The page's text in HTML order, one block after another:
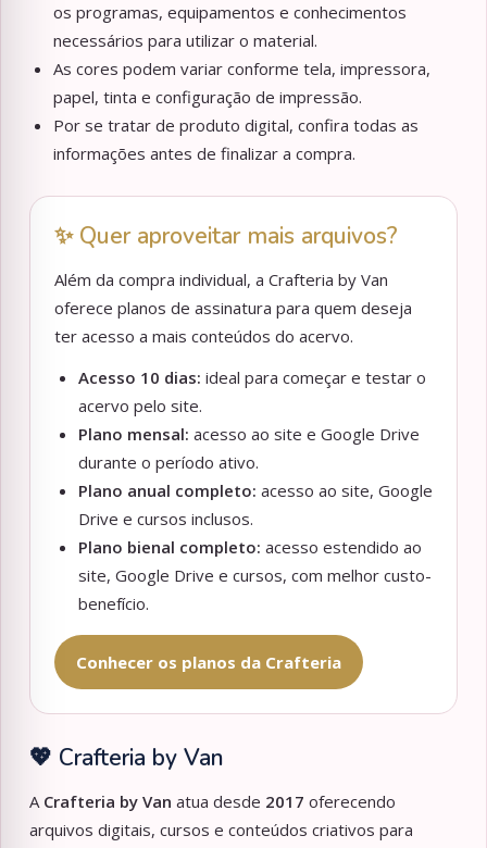
os programas, equipamentos e conhecimentos
necessários para utilizar o material.
As cores podem variar conforme tela, impressora,
papel, tinta e configuração de impressão.
Por se tratar de produto digital, confira todas as
informações antes de finalizar a compra.
✨ Quer aproveitar mais arquivos?
Além da compra individual, a Crafteria by Van
oferece planos de assinatura para quem deseja
ter acesso a mais conteúdos do acervo.
Acesso 10 dias: ideal para começar e testar o
acervo pelo site.
Plano mensal: acesso ao site e Google Drive
durante o período ativo.
Plano anual completo: acesso ao site, Google
Drive e cursos inclusos.
Plano bienal completo: acesso estendido ao
site, Google Drive e cursos, com melhor custo-
benefício.
Conhecer os planos da Crafteria
💖 Crafteria by Van
A Crafteria by Van atua desde 2017 oferecendo
arquivos digitais, cursos e conteúdos criativos para